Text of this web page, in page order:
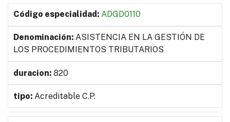
ADGD0110
ASISTENCIA EN LA GESTIÓN DE
LOS PROCEDIMIENTOS TRIBUTARIOS
820
Acreditable C.P.